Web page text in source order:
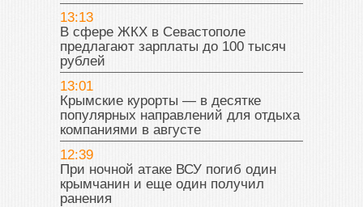
13:13
В сфере ЖКХ в Севастополе
предлагают зарплаты до 100 тысяч
рублей
13:01
Крымские курорты — в десятке
популярных направлений для отдыха
компаниями в августе
12:39
При ночной атаке ВСУ погиб один
крымчанин и еще один получил
ранения